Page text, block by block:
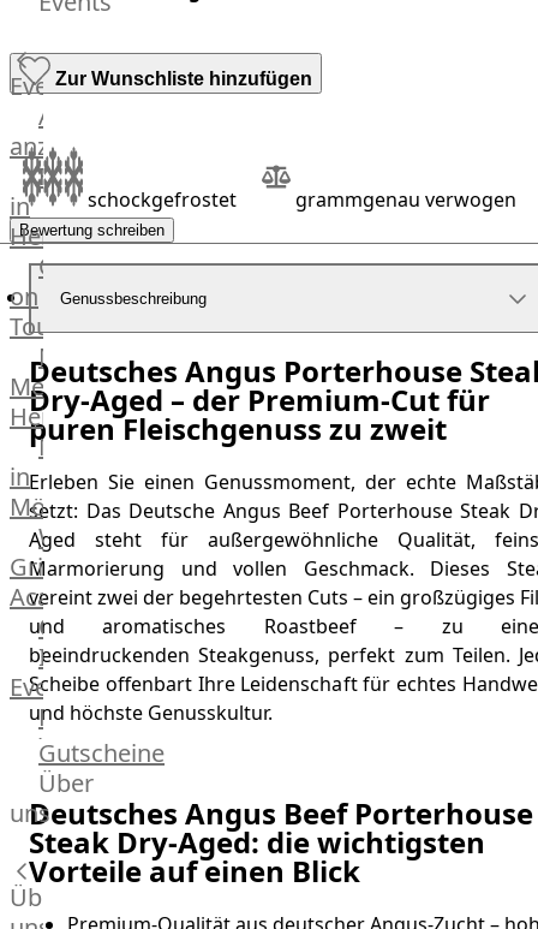
Hardware
Küchenhelfer
Grillgeräte
Beefer®
Gasgrills
Big
Green
Egg
Grill
Nesmuk
Berkel
Dry
Aging
Schrank
Bücher
Poster
Events
Alle
anzeigen
Fleischkompetenz
in
Heinsberg
OTTO
on
Tour
Männer
Metzger
Heinsberg
Markthalle
in
Mönchengladbach
Weber®
Grill
Academy
OTTO@Home
Individuelle
Events
Partner
Kalender
Gästehaus
Villa
Glanzstoff
Gutscheine
Über
uns
Über
Zur Wunschliste hinzufügen
schockgefrostet grammgenau verwogen
Bewertung schreiben
Genussbeschreibung
Deutsches Angus Porterhouse
Dry-Aged – der Premium-Cut für
puren Fleischgenuss zu zweit
Erleben Sie einen Genussmoment, der echte
setzt: Das Deutsche Angus Beef Porterhouse Steak
Aged steht für außergewöhnliche Qualität,
Marmorierung und vollen Geschmack. Dieses
vereint zwei der begehrtesten Cuts – ein großzügiges
und aromatisches Roastbeef – zu
beeindruckenden Steakgenuss, perfekt zum Teilen.
Scheibe offenbart Ihre Leidenschaft für echtes
und höchste Genusskultur.
Deutsches Angus Beef Porterhouse
Steak Dry-Aged: die wichtigsten
Vorteile auf einen Blick